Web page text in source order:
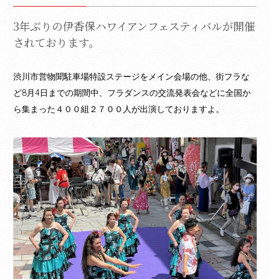
3年ぶりの伊香保ハワイアンフェスティバルが開催
されております。
渋川市営物聞駐車場特設ステージをメイン会場の他、街フラな
ど8月4日までの期間中、フラダンスの交流発表会などに全国か
ら集まった４００組２７００人が出演しておりますよ。